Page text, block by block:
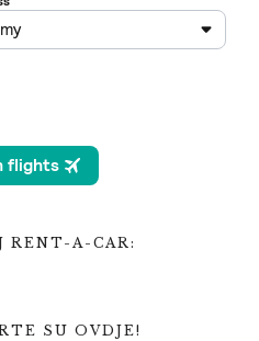
RENT-A-CAR:
SU OVDJE!